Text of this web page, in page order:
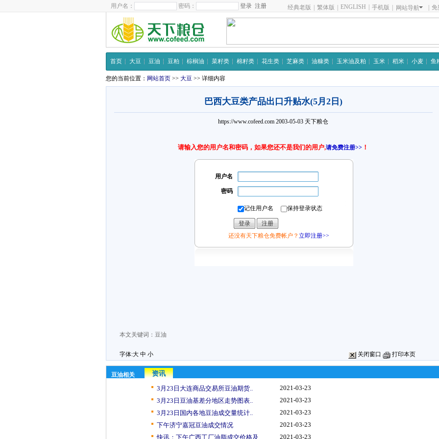
用户名： 密码： 注册 经典老版 繁体版 ENGLISH 手机版 网站导航 免
首页 大豆 豆油 豆粕 棕榈油 菜籽类 棉籽类 花生类 芝麻类 油糠类 玉米油及粕 玉米 稻米 小麦 鱼
您的当前位置： 网站首页 >> 大豆 >> 详细内容
巴西大豆类产品出口升贴水(5月2日)
https://www.cofeed.com 2003-05-03 天下粮仓
请输入您的用户名和密码，如果您还不是我们的用户,请免费注册>> ！
用户名
密码
记住用户名 保持登录状态
还没有天下粮仓免费帐户？ 立即注册>>
本文关键词： 豆油
字体:大 中 小 关闭窗口 打印本页
豆油相关
资讯
3月23日大连商品交易所豆油期货..
2021-03-23
3月23日豆油基差分地区走势图表..
2021-03-23
3月23日国内各地豆油成交量统计..
2021-03-23
下午济宁嘉冠豆油成交情况
2021-03-23
快讯：下午广西工厂油脂成交价格及..
2021-03-23